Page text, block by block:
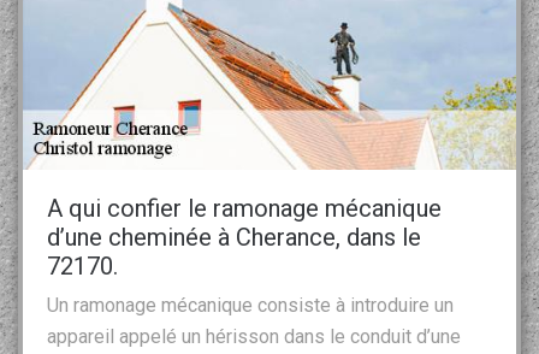
A qui confier le ramonage mécanique
d’une cheminée à Cherance, dans le
72170.
Un ramonage mécanique consiste à introduire un
appareil appelé un hérisson dans le conduit d’une